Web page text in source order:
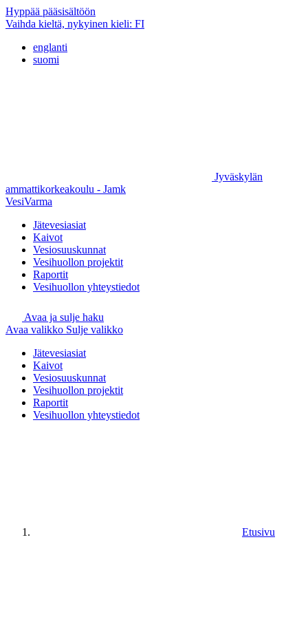
Hyppää pääsisältöön
Vaihda kieltä, nykyinen kieli: FI
englanti
suomi
Jyväskylän
ammattikorkeakoulu - Jamk
VesiVarma
Jätevesiasiat
Kaivot
Vesiosuuskunnat
Vesihuollon projektit
Raportit
Vesihuollon yhteystiedot
Avaa ja sulje haku
Avaa valikko Sulje valikko
Jätevesiasiat
Kaivot
Vesiosuuskunnat
Vesihuollon projektit
Raportit
Vesihuollon yhteystiedot
Etusivu